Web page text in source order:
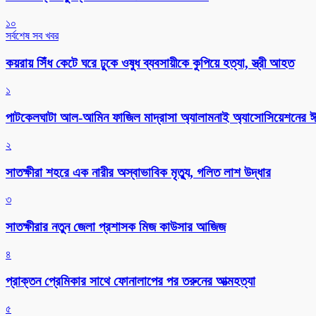
১০
সর্বশেষ সব খবর
কয়রায় সিঁধ কেটে ঘরে ঢুকে ওষুধ ব্যবসায়ীকে কুপিয়ে হত্যা, স্ত্রী আহত
১
পাটকেলঘাটা আল-আমিন ফাজিল মাদ্রাসা অ্যালামনাই অ্যাসোসিয়েশনের
২
সাতক্ষীরা শহরে এক নারীর অস্বাভাবিক মৃত্যু, গলিত লাশ উদ্ধার
৩
সাতক্ষীরার নতুন জেলা প্রশাসক মিজ কাউসার আজিজ
৪
প্রাক্তন প্রেমিকার সাথে ফোনালাপের পর তরুনের আত্মহত্যা
৫